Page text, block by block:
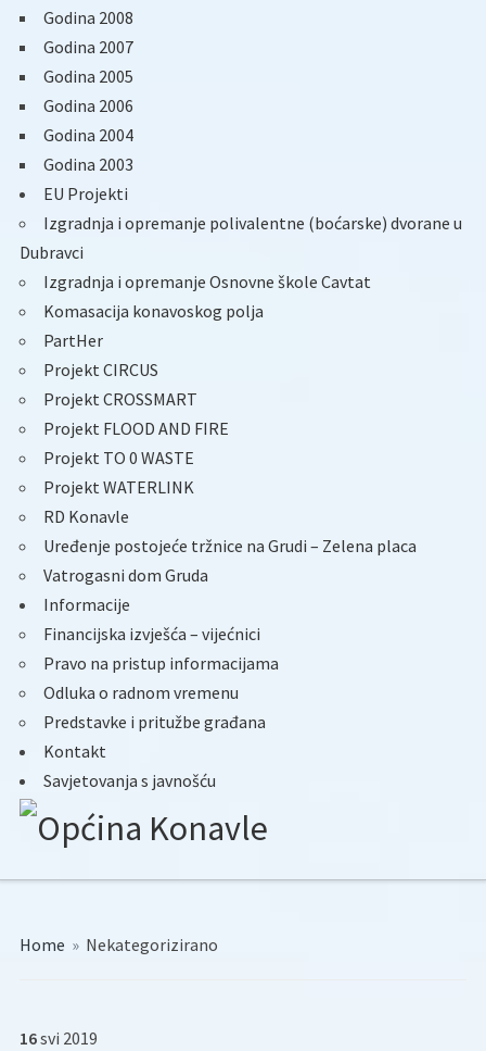
Godina 2008
Godina 2007
Godina 2005
Godina 2006
Godina 2004
Godina 2003
EU Projekti
Izgradnja i opremanje polivalentne (boćarske) dvorane u
Dubravci
Izgradnja i opremanje Osnovne škole Cavtat
Komasacija konavoskog polja
PartHer
Projekt CIRCUS
Projekt CROSSMART
Projekt FLOOD AND FIRE
Projekt TO 0 WASTE
Projekt WATERLINK
RD Konavle
Uređenje postojeće tržnice na Grudi – Zelena placa
Vatrogasni dom Gruda
Informacije
Financijska izvješća – vijećnici
Pravo na pristup informacijama
Odluka o radnom vremenu
Predstavke i pritužbe građana
Kontakt
Savjetovanja s javnošću
Home » Nekategorizirano
16svi 2019